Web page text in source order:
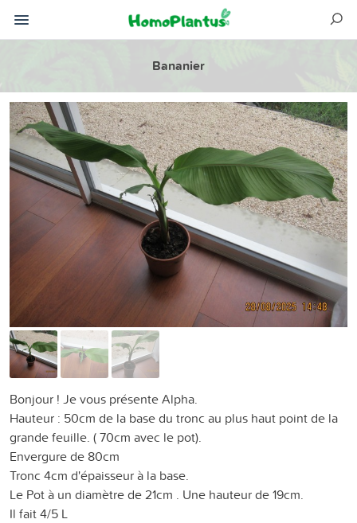
Bananier
Bonjour ! Je vous présente Alpha.
Hauteur : 50cm de la base du tronc au plus haut point de la
grande feuille. ( 70cm avec le pot).
Envergure de 80cm
Tronc 4cm d'épaisseur à la base.
Le Pot à un diamètre de 21cm . Une hauteur de 19cm.
Il fait 4/5 L